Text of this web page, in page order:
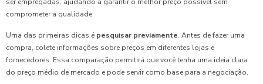
comprometer a qualidade.
Uma das primeiras dicas é pesquisar previamente. Antes de fazer uma
compra, colete informações sobre preços em diferentes lojas e
fornecedores. Essa comparação permitirá que você tenha uma ideia clara
do preço médio de mercado e pode servir como base para a negociação.